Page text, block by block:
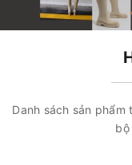
Danh sách sản
bộ